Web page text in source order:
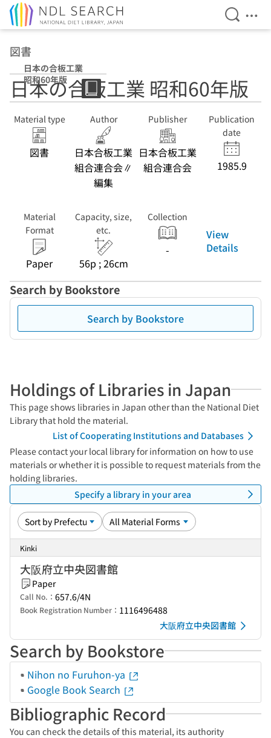
Open
図書
日本の合板工業
昭和60年版
日本の合板工業 昭和60年版
Material type
図書
Author
日本合板工業
組合連合会∥
編集
Publisher
日本合板工業
組合連合会
Publication
date
1985.9
Material
Format
Paper
Capacity, size,
etc.
56p ; 26cm
Collection
-
View
Details
Search by Bookstore
Search by Bookstore
Holdings of Libraries in Japan
This page shows libraries in Japan other than the National Diet
Library that hold the material.
List of Cooperating Institutions and Databases
Please contact your local library for information on how to use
materials or whether it is possible to request materials from the
holding libraries.
Specify a library in your area
Kinki
大阪府立中央図書館
Paper
Call No.： 657.6/4N
Book Registration Number： 1116496488
大阪府立中央図書館
Search by Bookstore
Nihon no Furuhon-ya
Google Book Search
Bibliographic Record
You can check the details of this material, its authority